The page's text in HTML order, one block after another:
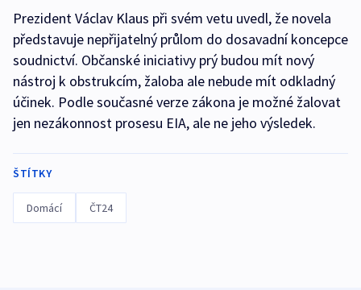
Prezident Václav Klaus při svém vetu uvedl, že novela
představuje nepřijatelný průlom do dosavadní koncepce
soudnictví. Občanské iniciativy prý budou mít nový
nástroj k obstrukcím, žaloba ale nebude mít odkladný
účinek. Podle současné verze zákona je možné žalovat
jen nezákonnost prosesu EIA, ale ne jeho výsledek.
ŠTÍTKY
Domácí ČT24